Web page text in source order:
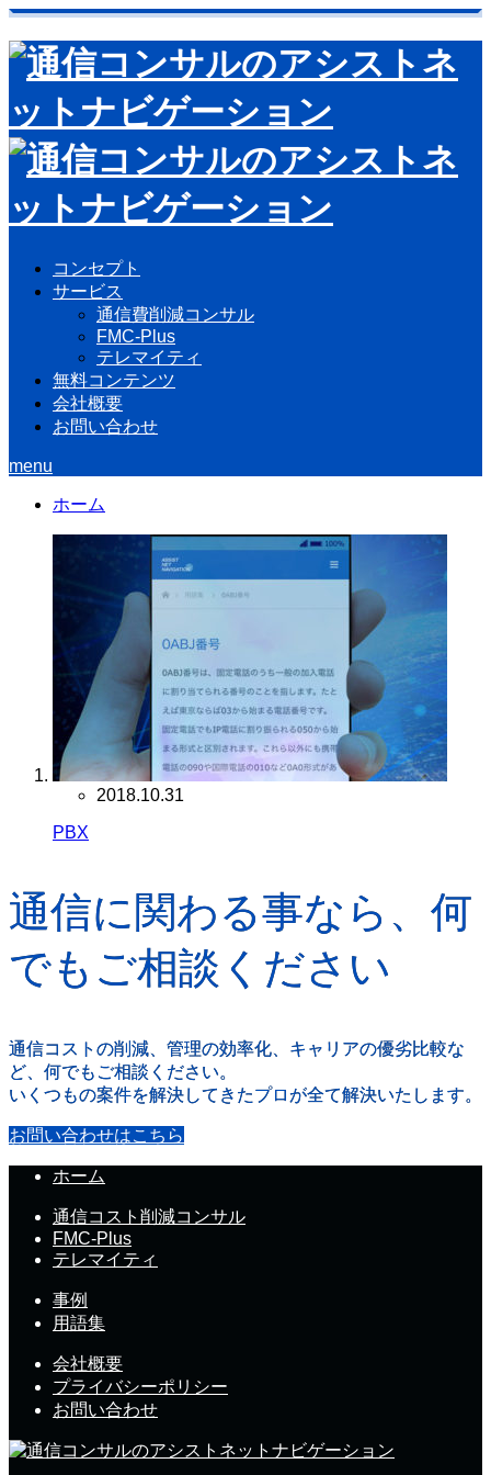
コンセプト
サービス
通信費削減コンサル
FMC-Plus
テレマイティ
無料コンテンツ
会社概要
お問い合わせ
menu
ホーム
2018.10.31
PBX
通信に関わる事なら、何
でもご相談ください
通信コストの削減、管理の効率化、キャリアの優劣比較な
ど、何でもご相談ください。
いくつもの案件を解決してきたプロが全て解決いたします。
お問い合わせはこちら
ホーム
通信コスト削減コンサル
FMC-Plus
テレマイティ
事例
用語集
会社概要
プライバシーポリシー
お問い合わせ